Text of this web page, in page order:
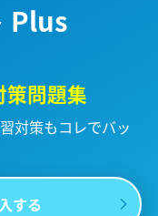
Plus
策問題集
対策もコレでバッ
する